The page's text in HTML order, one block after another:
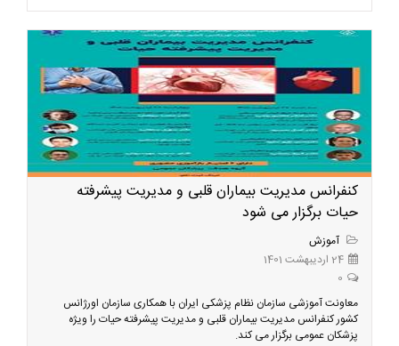
کنفرانس مدیریت بیماران قلبی و مدیریت پیشرفته
حیات برگزار می شود
آموزش
24 اردیبهشت 1401
0
معاونت آموزشی سازمان نظام پزشکی ایران با همکاری سازمان اورژانس
کشور کنفرانس مدیریت بیماران قلبی و مدیریت پیشرفته حیات را ویژه
پزشکان عمومی برگزار می کند.